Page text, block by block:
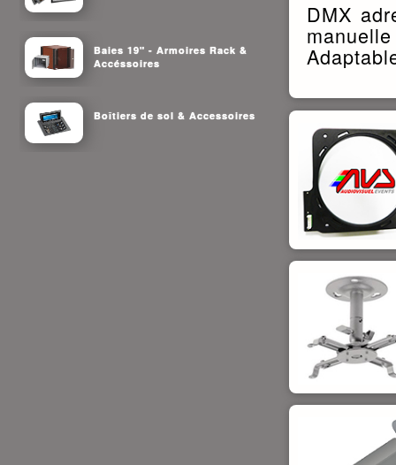
Baies 19" - Armoires Rack &
Accéssoires
Boîtiers de sol & Accessoires
DMX